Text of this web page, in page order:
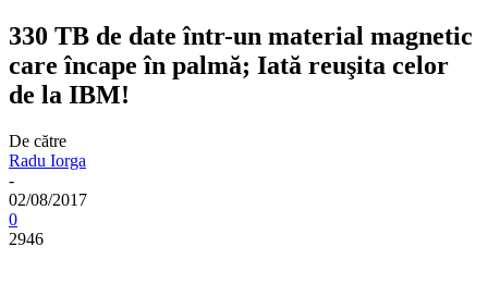
330 TB de date într-un material magnetic
care încape în palmă; Iată reuşita celor
de la IBM!
De către
Radu Iorga
-
02/08/2017
0
2946